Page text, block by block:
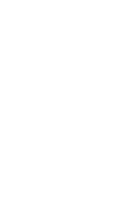
Web-Seite ist deren